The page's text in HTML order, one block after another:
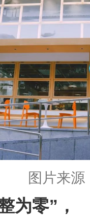
图片来
零”，